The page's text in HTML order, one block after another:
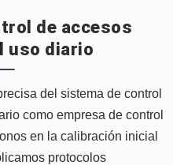
de accesos
uso diario
del sistema de control
como empresa de control
en la calibración inicial
protocolos